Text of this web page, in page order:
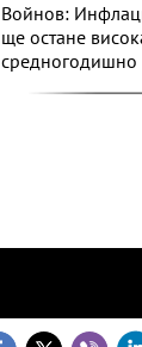
Войнов:
ще остане
средногодишно